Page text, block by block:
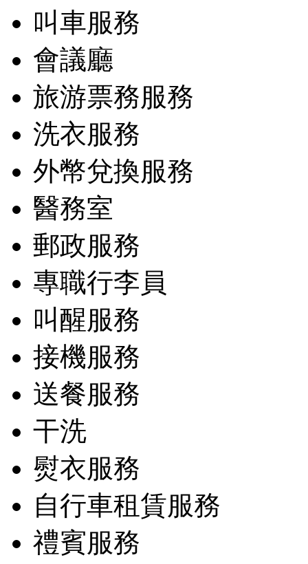
叫車服務
會議廳
旅游票務服務
洗衣服務
外幣兌換服務
醫務室
郵政服務
專職行李員
叫醒服務
接機服務
送餐服務
干洗
熨衣服務
自行車租賃服務
禮賓服務